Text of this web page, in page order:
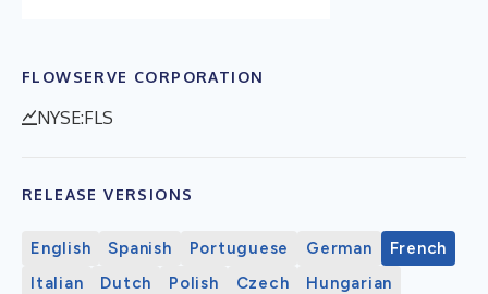
FLOWSERVE CORPORATION
NYSE:FLS
RELEASE VERSIONS
English Spanish Portuguese German
French
Italian
Dutch Polish Czech
Hungarian